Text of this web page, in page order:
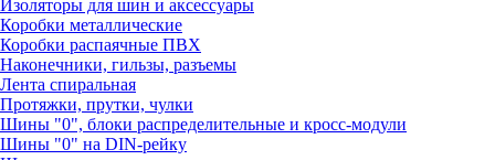
Изоляторы для шин и аксессуары
Коробки металлические
Коробки распаячные ПВХ
Наконечники, гильзы, разъемы
Лента спиральная
Протяжки, прутки, чулки
Шины "0", блоки распределительные и кросс-модули
Шины "0" на DIN-рейку